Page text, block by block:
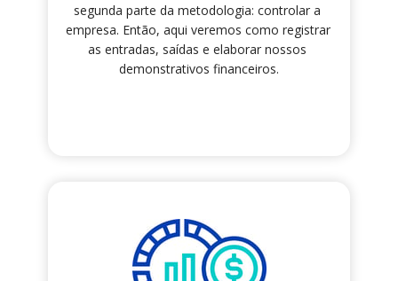
segunda parte da metodologia: controlar a
empresa. Então, aqui veremos como registrar
as entradas, saídas e elaborar nossos
demonstrativos financeiros.